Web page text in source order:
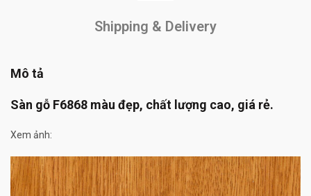
Shipping & Delivery
Mô tả
Sàn gỗ F6868 màu đẹp, chất lượng cao, giá rẻ.
Xem ảnh: